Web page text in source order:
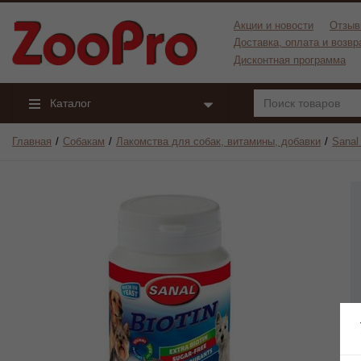
Акции и новости
Доставка, оплата и
Дисконтная программа
Каталог
Главная Собакам Лакомства для собак, витамины, добавки